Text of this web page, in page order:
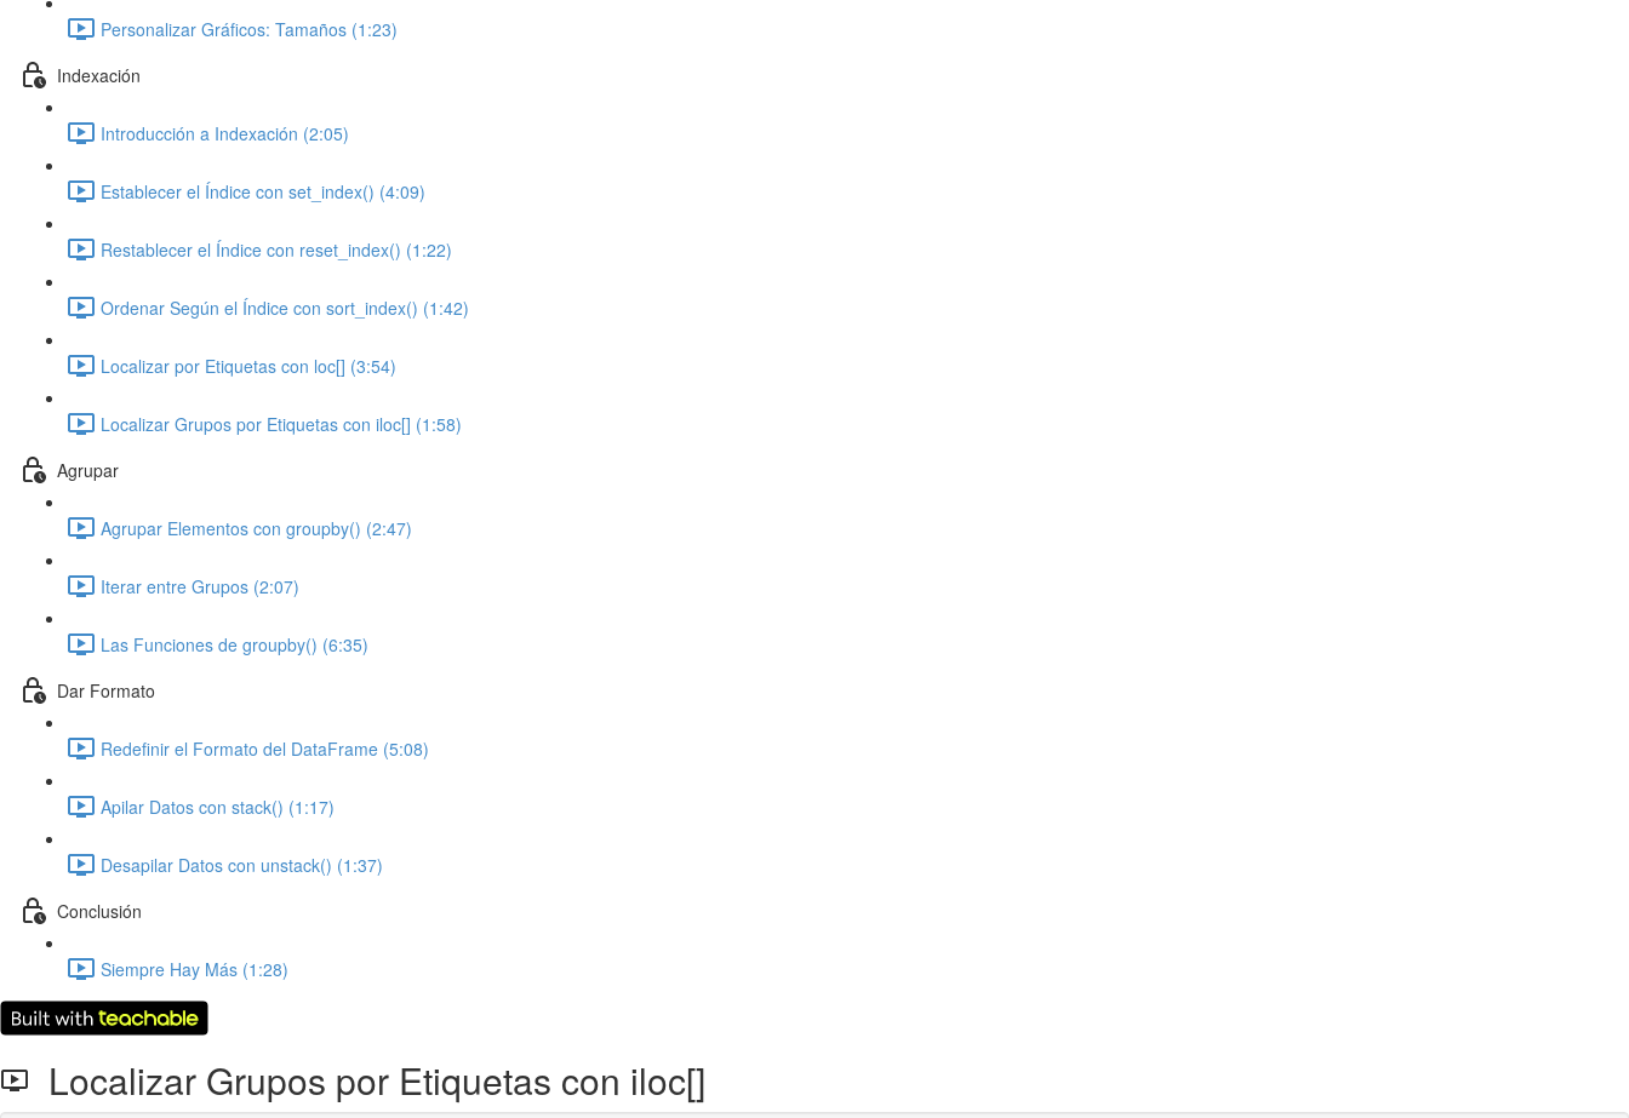
Personalizar Gráficos: Tamaños (1:23)
Indexación
Introducción a Indexación (2:05)
Establecer el Índice con set_index() (4:09)
Restablecer el Índice con reset_index() (1:22)
Ordenar Según el Índice con sort_index() (1:42)
Localizar por Etiquetas con loc[] (3:54)
Localizar Grupos por Etiquetas con iloc[] (1:58)
Agrupar
Agrupar Elementos con groupby() (2:47)
Iterar entre Grupos (2:07)
Las Funciones de groupby() (6:35)
Dar Formato
Redefinir el Formato del DataFrame (5:08)
Apilar Datos con stack() (1:17)
Desapilar Datos con unstack() (1:37)
Conclusión
Siempre Hay Más (1:28)
Localizar Grupos por Etiquetas con iloc[]